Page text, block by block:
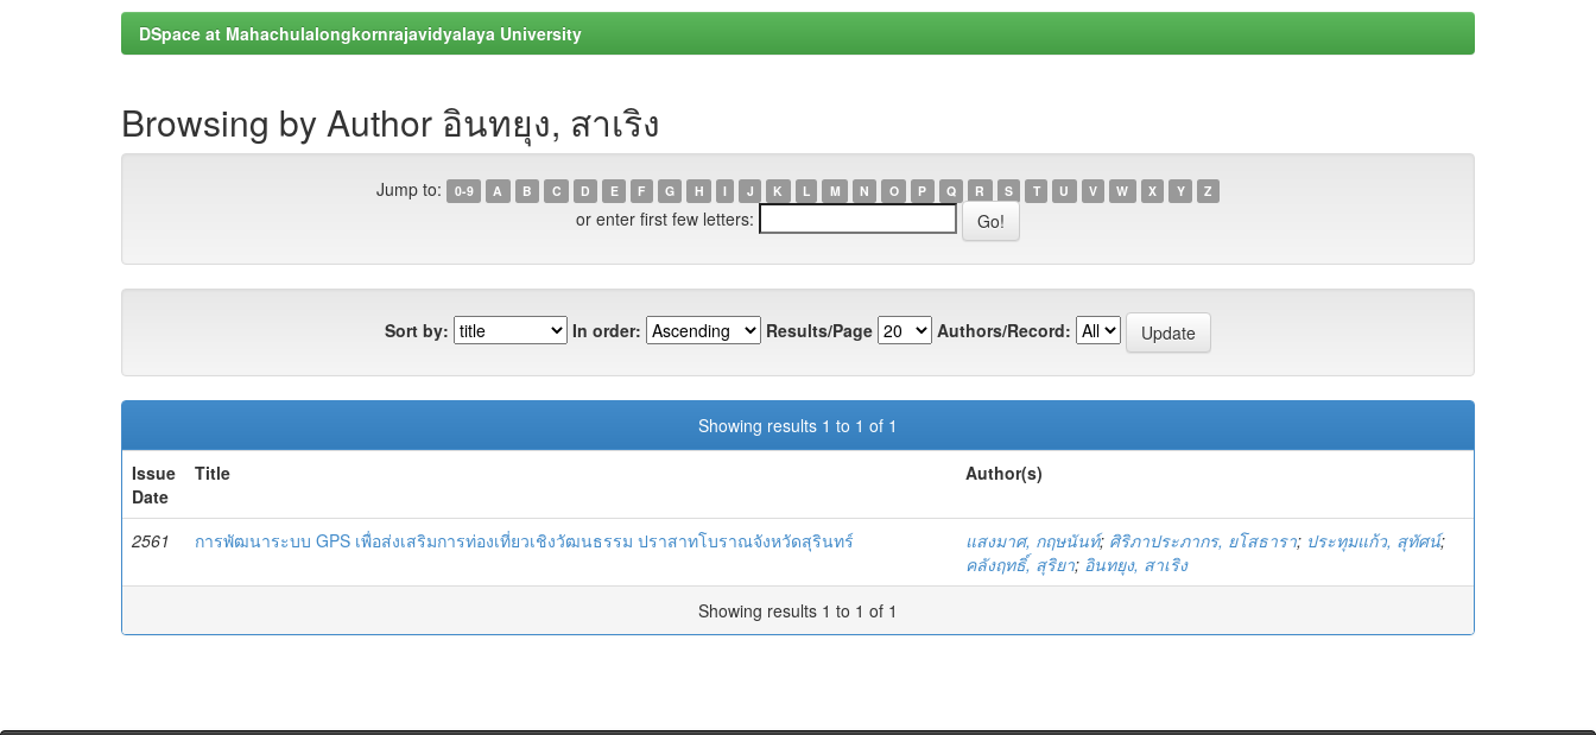
DSpace at Mahachulalongkornrajavidyalaya University
Browsing by Author อินทยุง, สาเริง
Jump to: 0-9 A B C D E F G H I J K L M N O P Q R S T U V W X Y Z
or enter first few letters:
Sort by: In order: Results/Page Authors/Record:
Showing results 1 to 1 of 1
Issue
Date
Title Author(s)
2561 การพัฒนาระบบ GPS เพื่อส่งเสริมการท่องเที่ยวเชิงวัฒนธรรม ปราสาทโบราณจังหวัดสุรินทร์ แสงมาศ, กฤษนันท์; ศิริภาประภากร, ยโสธารา; ประทุมแก้ว, สุทัศน์;
คลังฤทธิ์, สุริยา; อินทยุง, สาเริง
Showing results 1 to 1 of 1